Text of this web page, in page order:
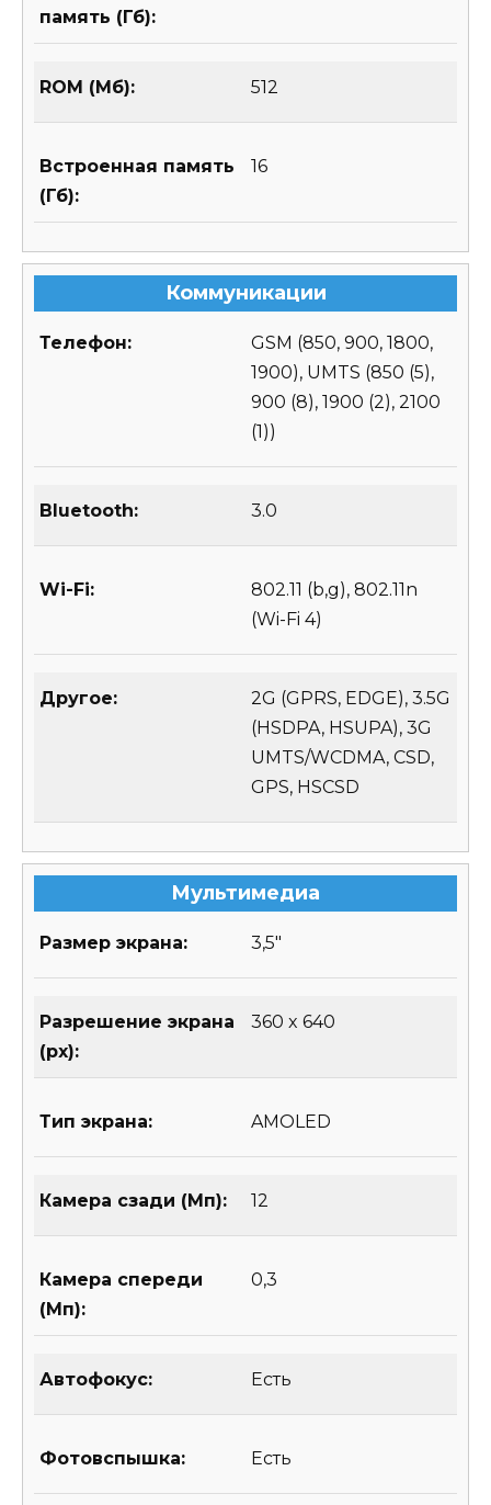
память (Гб):
ROM (Мб): 512
Встроенная память
(Гб):
16
Коммуникации
Телефон:
GSM (850, 900, 1800,
1900), UMTS (850 (5),
900 (8), 1900 (2), 2100
(1))
Bluetooth: 3.0
Wi-Fi:
802.11 (b,g), 802.11n
(Wi-Fi 4)
Другое:
2G (GPRS, EDGE), 3.5G
(HSDPA, HSUPA), 3G
UMTS/WCDMA, CSD,
GPS, HSCSD
Мультимедиа
Размер экрана: 3,5″
Разрешение экрана
(px):
360 x 640
Тип экрана: AMOLED
Камера сзади (Мп): 12
Камера спереди
(Мп):
0,3
Автофокус: Есть
Фотовспышка: Есть